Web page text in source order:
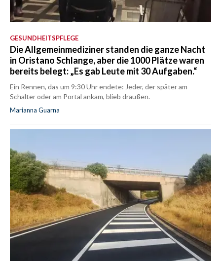
GESUNDHEITSPFLEGE
Die Allgemeinmediziner standen die ganze Nacht
in Oristano Schlange, aber die 1000 Plätze waren
bereits belegt: „Es gab Leute mit 30 Aufgaben.“
Ein Rennen, das um 9:30 Uhr endete: Jeder, der später am
Schalter oder am Portal ankam, blieb draußen.
Marianna Guarna